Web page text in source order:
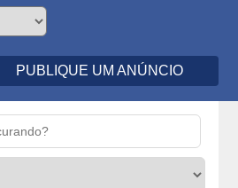
PUBLIQUE UM ANÚNCIO